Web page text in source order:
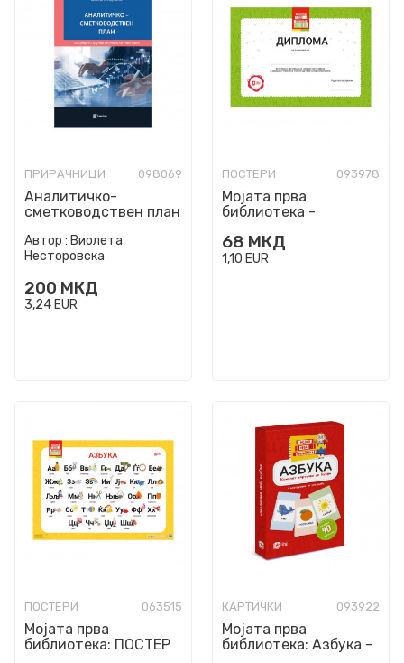
ПРИРАЧНИЦИ 098069
Аналитичко-
сметководствен план
економски училишта
Автор : Виолета
Несторовска
200 МКД
3,24 EUR
ПОСТЕРИ 093978
Мојата прва
библиотека -
68 МКД
1,10 EUR
ПОСТЕРИ 063515
Мојата прва
библиотека: ПОСТЕР
КАРТИЧКИ 093922
Мојата прва
библиотека: Азбука -